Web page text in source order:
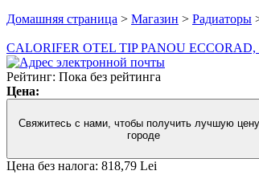
Домашняя страница > Магазин > Радиаторы
CALORIFER OTEL TIP PANOU ECCORAD,
Рейтинг: Пока без рейтинга
Цена:
Свяжитесь с нами, чтобы получить лучшую
городе
Цена без налога: 818,79 Lei